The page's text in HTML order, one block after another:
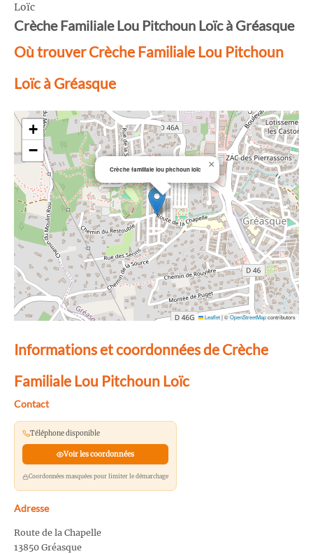
Loïc
Crèche Familiale Lou Pitchoun Loïc à Gréasque
Où trouver Crèche Familiale Lou Pitchoun
Loïc à Gréasque
Crèche familiale lou pitchoun loïc ×
+
−
Leaflet|©OpenStreetMapcontributors
Informations et coordonnées de Crèche
Familiale Lou Pitchoun Loïc
Contact
Téléphone disponible
Voir les coordonnées
Coordonnées masquées pour limiter le démarchage
Adresse
Route de la Chapelle
13850 Gréasque